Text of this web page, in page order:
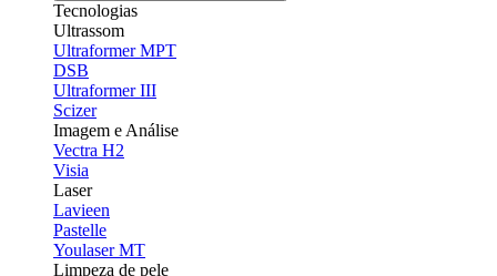
Tecnologias
Ultrassom
Ultraformer MPT
DSB
Ultraformer III
Scizer
Imagem e Análise
Vectra H2
Visia
Laser
Lavieen
Pastelle
Youlaser MT
Limpeza de pele